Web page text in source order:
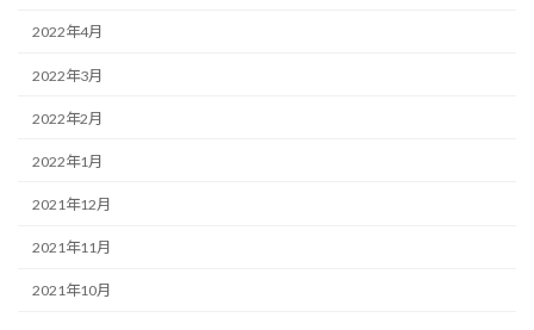
2022年4月
2022年3月
2022年2月
2022年1月
2021年12月
2021年11月
2021年10月